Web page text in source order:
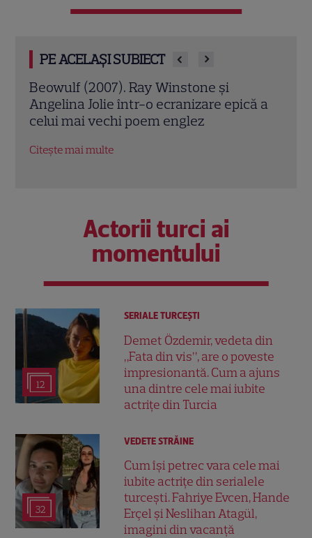
PE ACELAȘI SUBIECT
Jack Ryan: Agentul din umbră (2014).
Chris Pine și Kevin Costner, într-o cursă
contra cronometru pentru salvarea
Actorii turci ai
momentului
12
SERIALE TURCEŞTI
Demet Özdemir, vedeta din
„Fata din vis”, are o poveste
impresionantă. Cum a ajuns
una dintre cele mai iubite
actrițe din Turcia
32
VEDETE STRĂINE
Cum își petrec vara cele mai
iubite actrițe din serialele
turcești. Fahriye Evcen, Hande
Erçel și Neslihan Atagül,
imagini din vacanță